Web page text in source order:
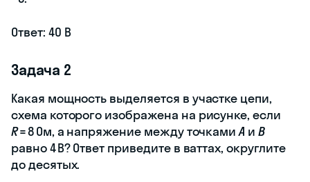
Ответ: 40 B
Задача 2
Какая мощность выделяется в участке цепи,
схема которого изображена на рисунке, если
R= 8 Ом, а напряжение между точкамиA и B
равно 4 В? Ответ приведите в ваттах, округлите
до десятых.